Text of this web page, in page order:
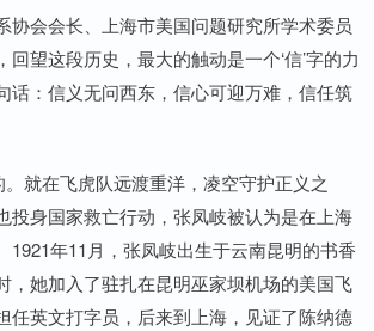
会会长、上海市美国问题研究所学术委员
望这段历史，最大的触动是一个‘信’字的力
话：信义无问西东，信心可迎万难，信任筑
就在飞虎队远渡重洋，凌空守护正义之
投身国家救亡行动，张凤岐被认为是在上海
1921年11月，张凤岐出生于云南昆明的书香
，她加入了驻扎在昆明巫家坝机场的美国飞
任英文打字员，后来到上海，见证了陈纳德